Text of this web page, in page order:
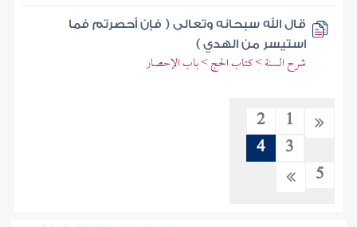
قال الله سبحانه وتعالى ( فإن أحصرتم فما
استيسر من الهدي )
شرح السنة > كتاب الحج > باب الإحصار
1
2
3
4
5